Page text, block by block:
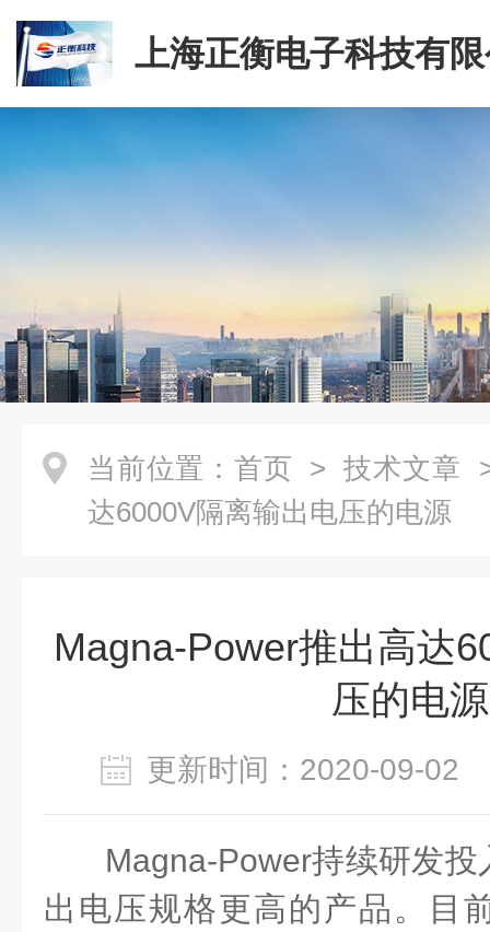
上海正衡电子科技有
当前位置： 首页 > 技术文章
达6000V隔离输出电压的电源
Magna-Power推出高达
压的电源
更新时间：2020-09-
Magna-Power持续研发
出电压规格更高的产品。目